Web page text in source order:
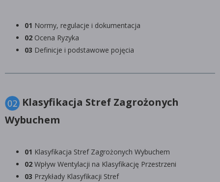
01 Normy, regulacje i dokumentacja
02 Ocena Ryzyka
03 Definicje i podstawowe pojęcia
Klasyfikacja Stref Zagrożonych
Wybuchem
01 Klasyfikacja Stref Zagrożonych Wybuchem
02 Wpływ Wentylacji na Klasyfikację Przestrzeni
03 Przykłady Klasyfikacji Stref